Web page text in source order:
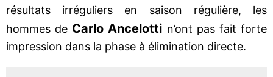
résultats irréguliers en saison régulière, les
hommes de Carlo Ancelotti n’ont pas fait forte
impression dans la phase à élimination directe.